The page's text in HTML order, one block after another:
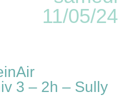
11/05/24
3 – 2h – Sully